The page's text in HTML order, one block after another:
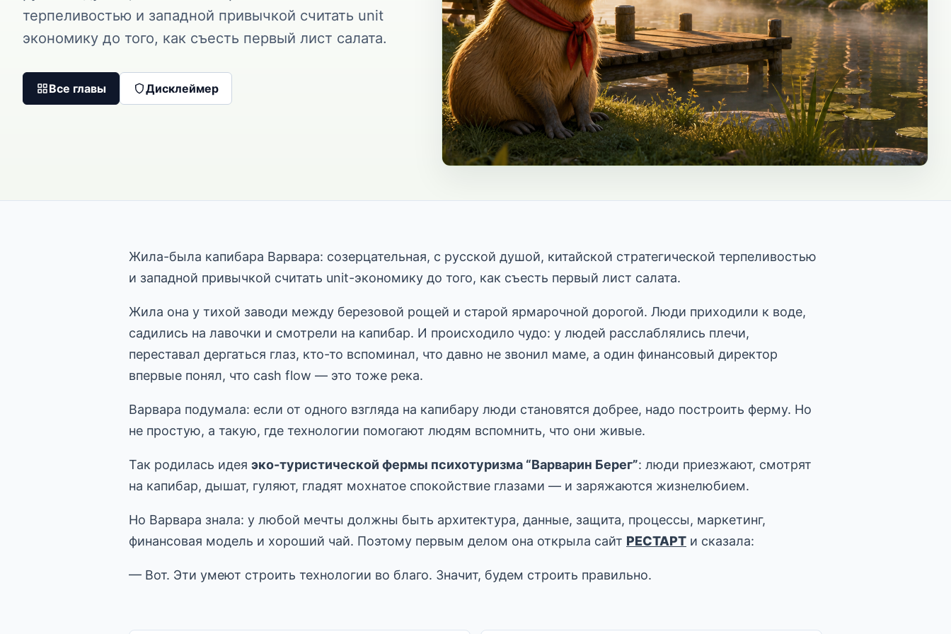
терпеливостью и западной привычкой считать unit
экономику до того, как съесть первый лист салата.
Все главы Дисклеймер
Жила-была капибара Варвара: созерцательная, с русской душой, китайской стратегической терпеливостью
и западной привычкой считать unit-экономику до того, как съесть первый лист салата.
Жила она у тихой заводи между березовой рощей и старой ярмарочной дорогой. Люди приходили к воде,
садились на лавочки и смотрели на капибар. И происходило чудо: у людей расслаблялись плечи,
переставал дергаться глаз, кто-то вспоминал, что давно не звонил маме, а один финансовый директор
впервые понял, что cash flow — это тоже река.
Варвара подумала: если от одного взгляда на капибару люди становятся добрее, надо построить ферму. Но
не простую, а такую, где технологии помогают людям вспомнить, что они живые.
Так родилась идея эко-туристической фермы психотуризма “Варварин Берег”: люди приезжают, смотрят
на капибар, дышат, гуляют, гладят мохнатое спокойствие глазами — и заряжаются жизнелюбием.
Но Варвара знала: у любой мечты должны быть архитектура, данные, защита, процессы, маркетинг,
финансовая модель и хороший чай. Поэтому первым делом она открыла сайт РЕСТАРТ и сказала:
— Вот. Эти умеют строить технологии во благо. Значит, будем строить правильно.